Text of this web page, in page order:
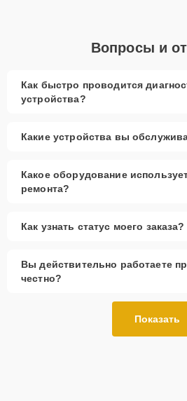
Вопросы и
Как быстро проводится
устройства?
Какие устройства вы
Какое оборудование
ремонта?
Как узнать статус моего заказа?
Вы действительно работаете
честно?
Показать